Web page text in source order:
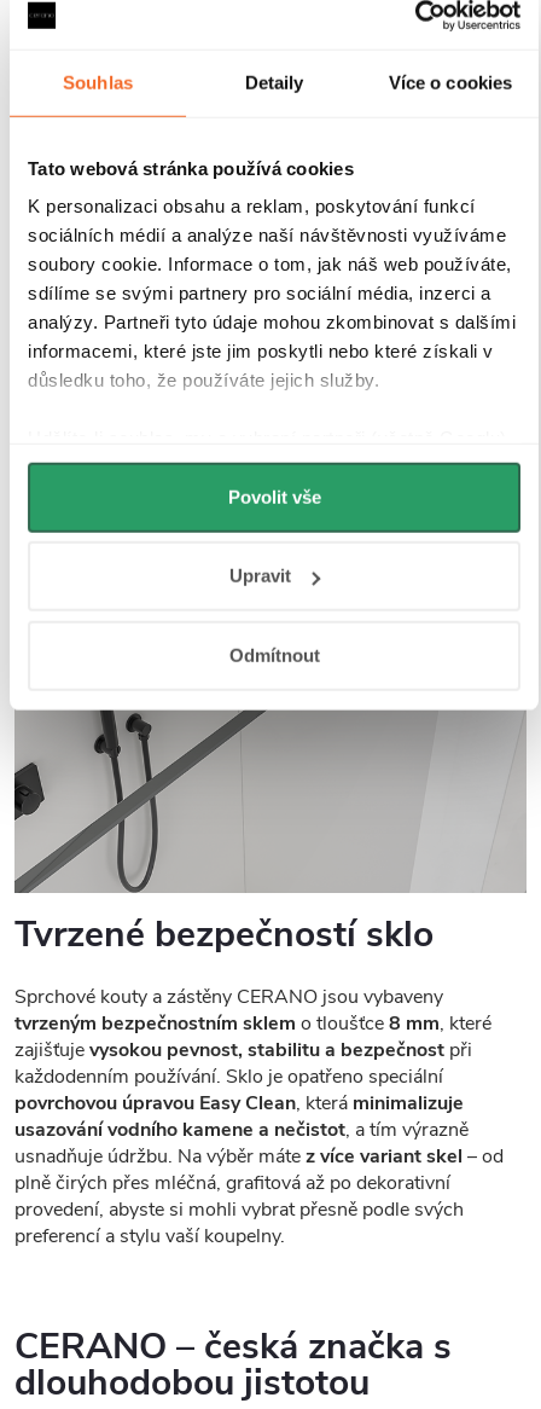
Souhlas Detaily Více o cookies
Tato webová stránka používá cookies
K personalizaci obsahu a reklam, poskytování funkcí
sociálních médií a analýze naší návštěvnosti využíváme
soubory cookie. Informace o tom, jak náš web používáte,
sdílíme se svými partnery pro sociální média, inzerci a
analýzy. Partneři tyto údaje mohou zkombinovat s dalšími
informacemi, které jste jim poskytli nebo které získali v
důsledku toho, že používáte jejich služby.
můžeme používat cookies pro analytiku a
personalizovanou reklamu. Jak Google zpracovává
osobní údaje najdete na stránkách
Povolit vše
Upravit
Odmítnout
každodenním používání v náročném koupelnovém
prostředí..
Tvrzené bezpečností sklo
Sprchové kouty a zástěny CERANO jsou vybaveny
tvrzeným bezpečnostním sklem o tloušťce8 mm, které
zajišťujevysokou pevnost, stabilitu a bezpečnost při
každodenním používání. Sklo je opatřeno speciální
povrchovou úpravou Easy Clean, která minimalizuje
usazování vodního kamene a nečistot, a tím výrazně
usnadňuje údržbu. Na výběr mátez více variant skel – od
plně čirých přes mléčná, grafitová až po dekorativní
provedení, abyste si mohli vybrat přesně podle svých
preferencí a stylu vaší koupelny.
CERANO – česká značka s
dlouhodobou jistotou